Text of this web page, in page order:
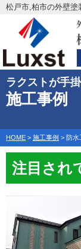
松戸市,柏市の外壁
ラクストが手
施工事例
HOME > 施工事例 > 防水
注目され